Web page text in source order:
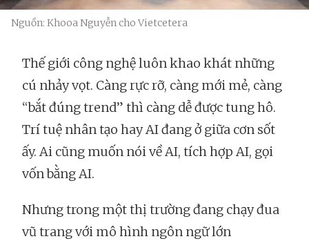
Nguồn: Khooa Nguyễn cho Vietcetera
Thế giới công nghệ luôn khao khát những
cú nhảy vọt. Càng rực rỡ, càng mới mẻ, càng
“bắt đúng trend” thì càng dễ được tung hô.
Trí tuệ nhân tạo hay AI đang ở giữa cơn sốt
ấy. Ai cũng muốn nói về AI, tích hợp AI, gọi
vốn bằng AI.
Nhưng trong một thị trường đang chạy đua
vũ trang với mô hình ngôn ngữ lớn